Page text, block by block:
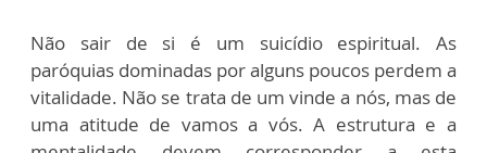
Não sair de si é um suicídio espiritual. As
paróquias dominadas por alguns poucos perdem a
vitalidade. Não se trata de um vinde a nós, mas de
uma atitude de vamos a vós. A estrutura e a